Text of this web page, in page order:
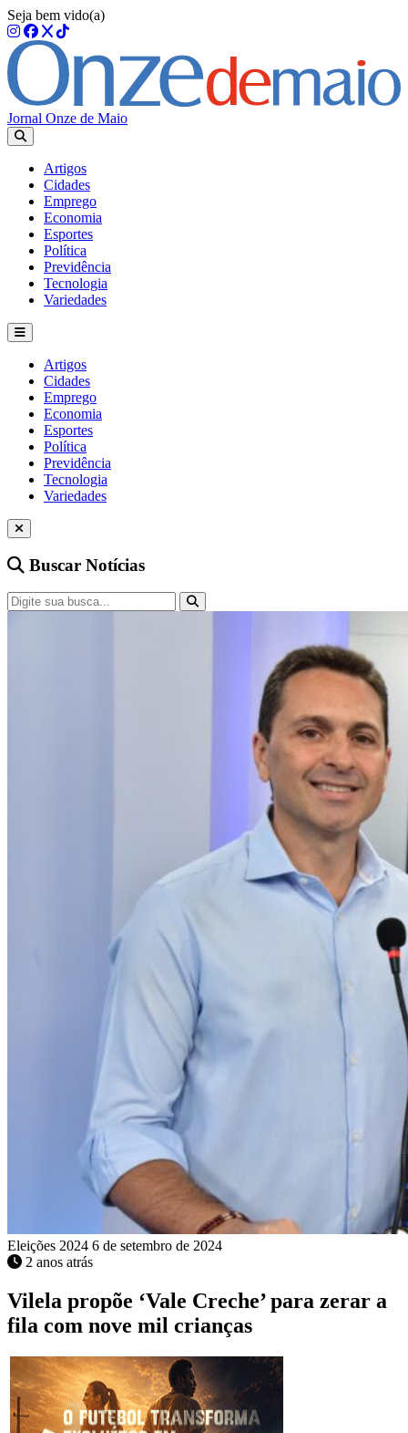
Seja bem vido(a)
Jornal Onze de Maio
Artigos
Cidades
Emprego
Economia
Esportes
Política
Previdência
Tecnologia
Variedades
Artigos
Cidades
Emprego
Economia
Esportes
Política
Previdência
Tecnologia
Variedades
Buscar Notícias
Eleições 2024 6 de setembro de 2024
2 anos atrás
Vilela propõe ‘Vale Creche’ para zerar a
fila com nove mil crianças